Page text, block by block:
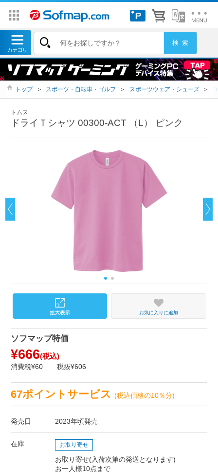
トップ ＞ スポーツ・自転車・ゴルフ ＞ スポーツウェア・シューズ ＞
トムス
ドライＴシャツ 00300-ACT （L） ピンク
お気に入りに追加
ソフマップ特価
¥666(税込)
消費税¥60 税抜¥606
67ポイントサービス(税込価格の10％分)
発売日 2023年頃発売
在庫 お取り寄せ
お取り寄せ(入荷次第の発送となります)
お一人様10点まで